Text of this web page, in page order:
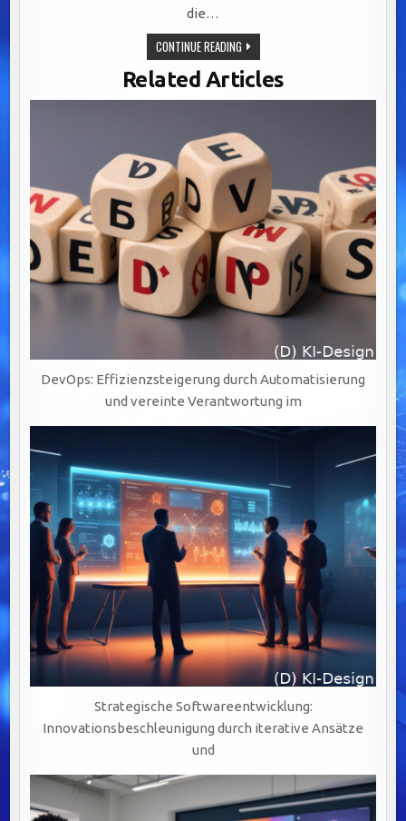
die…
CONTINUE READINGEFFIZIENZSTEIGERUNG
IN
IT-
ABTEILUNGEN
DURCH
GEZIELTE
AUTOMATISIERUNG
Related Articles
DevOps: Effizienzsteigerung durch Automatisierung
und vereinte Verantwortung im
Strategische Softwareentwicklung:
Innovationsbeschleunigung durch iterative Ansätze
und